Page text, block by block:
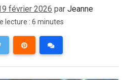
février 2026 par Jeanne
lecture : 6 minutes